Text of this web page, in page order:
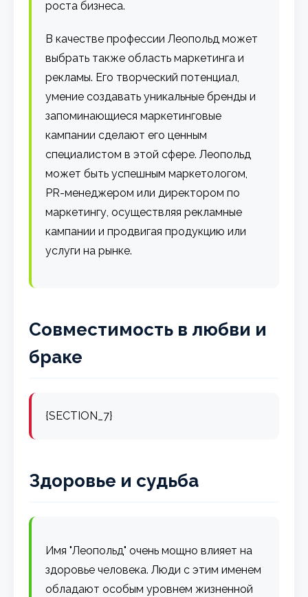
роста бизнеса.
В качестве профессии Леопольд может
выбрать также область маркетинга и
рекламы. Его творческий потенциал,
умение создавать уникальные бренды и
запоминающиеся маркетинговые
кампании сделают его ценным
специалистом в этой сфере. Леопольд
может быть успешным маркетологом,
PR-менеджером или директором по
маркетингу, осуществляя рекламные
кампании и продвигая продукцию или
услуги на рынке.
Совместимость в любви и
браке
{SECTION_7}
Здоровье и судьба
Имя "Леопольд" очень мощно влияет на
здоровье человека. Люди с этим именем
обладают особым уровнем жизненной